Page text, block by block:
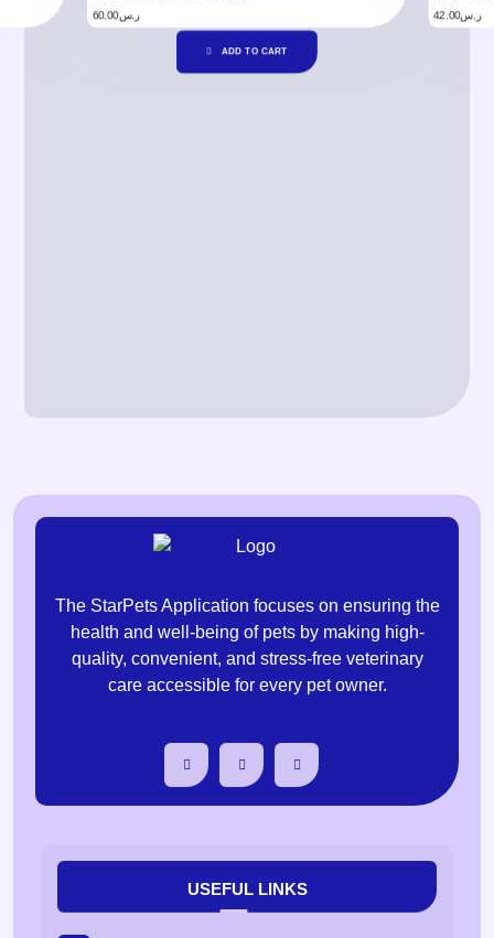
ر.س60.00
ADD TO CART
ر.س42.00
The StarPets Application focuses on ensuring the
health and well-being of pets by making high-
quality, convenient, and stress-free veterinary
care accessible for every pet owner.
USEFUL LINKS